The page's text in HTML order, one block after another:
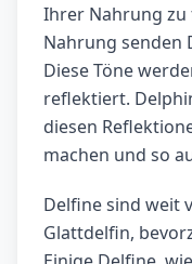
Ihrer Nahrung
Nahrung senden
Diese Töne
reflektiert.
diesen
machen und so
Delfine sind weit
Glattdelfin,